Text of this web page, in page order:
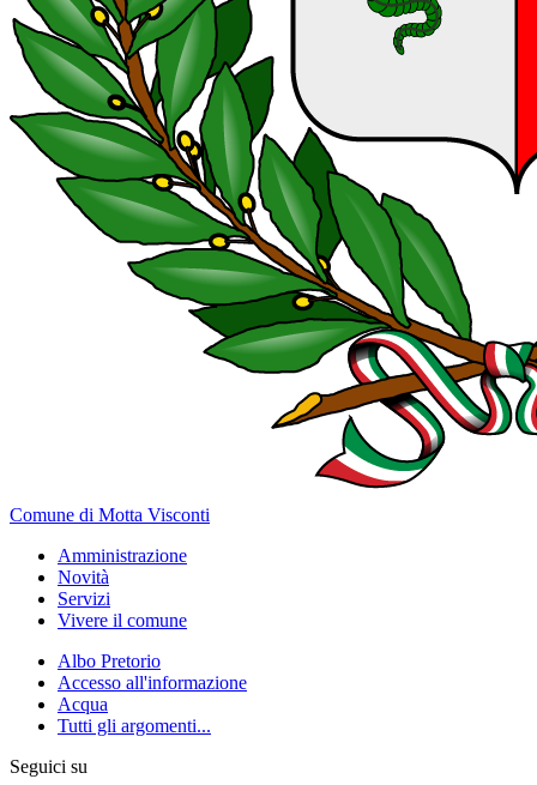
Comune di Motta Visconti
Amministrazione
Novità
Servizi
Vivere il comune
Albo Pretorio
Accesso all'informazione
Acqua
Tutti gli argomenti...
Seguici su